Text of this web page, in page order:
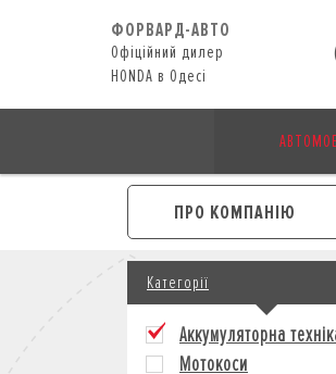
ФОРВАРД-АВТО
Офіційний дилер
HONDA в Одесі
ПРО КОМПАНІЮ
Категорії
Аккумуляторна
Мотокоси